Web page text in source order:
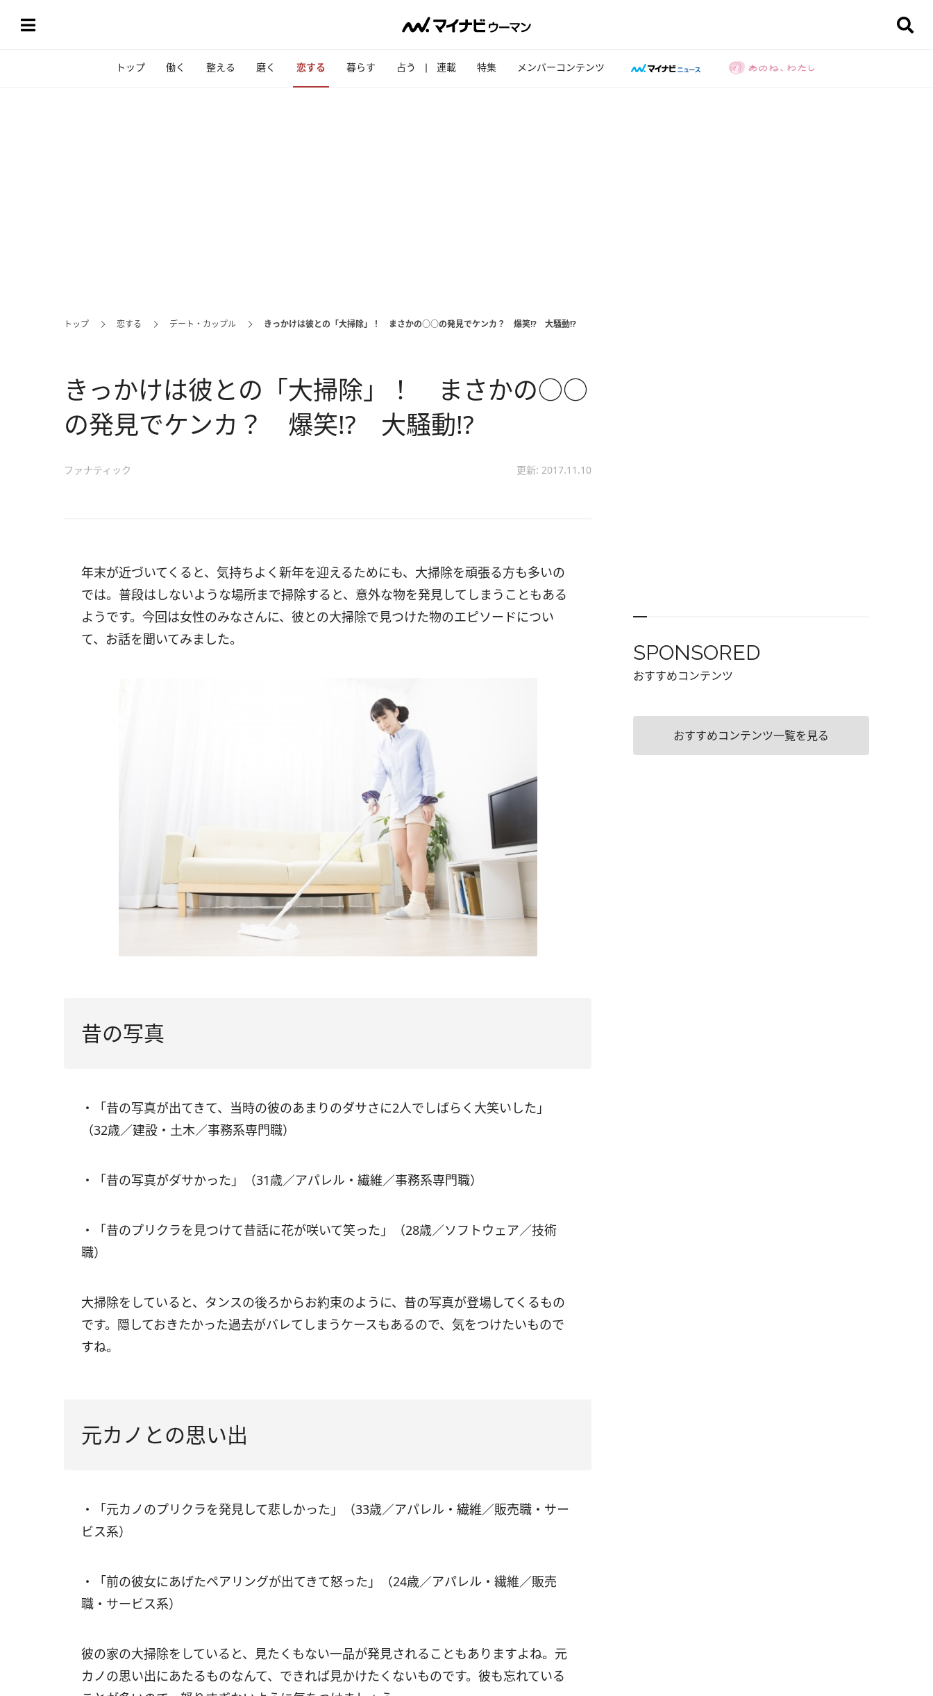
トップ 働く 整える 磨く 恋する 暮らす 占う 連載 特集 メンバーコンテンツ
トップ 恋する デート・カップル きっかけは彼との「大掃除」！ まさかの○○の発見でケンカ？ 爆笑!? 大騒動!?
きっかけは彼との「大掃除」！ まさかの○○
の発見でケンカ？ 爆笑!? 大騒動!?
ファナティック 更新: 2017.11.10
年末が近づいてくると、気持ちよく新年を迎えるためにも、大掃除を頑張る方も多いの
では。普段はしないような場所まで掃除すると、意外な物を発見してしまうこともある
ようです。今回は女性のみなさんに、彼との大掃除で見つけた物のエピソードについ
て、お話を聞いてみました。
昔の写真
・「昔の写真が出てきて、当時の彼のあまりのダサさに2人でしばらく大笑いした」
（32歳／建設・土木／事務系専門職）
・「昔の写真がダサかった」（31歳／アパレル・繊維／事務系専門職）
・「昔のプリクラを見つけて昔話に花が咲いて笑った」（28歳／ソフトウェア／技術
職）
大掃除をしていると、タンスの後ろからお約束のように、昔の写真が登場してくるもの
です。隠しておきたかった過去がバレてしまうケースもあるので、気をつけたいもので
すね。
元カノとの思い出
・「元カノのプリクラを発見して悲しかった」（33歳／アパレル・繊維／販売職・サー
ビス系）
・「前の彼女にあげたペアリングが出てきて怒った」（24歳／アパレル・繊維／販売
職・サービス系）
彼の家の大掃除をしていると、見たくもない一品が発見されることもありますよね。元
カノの思い出にあたるものなんて、できれば見かけたくないものです。彼も忘れている
SPONSORED
おすすめコンテンツ
おすすめコンテンツ一覧を見る